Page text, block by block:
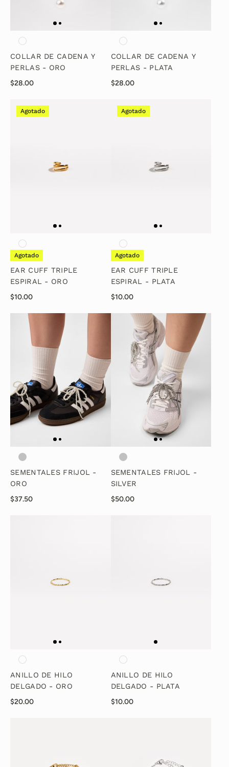
COLLAR DE CADENA Y
PERLAS - ORO
$28.00
COLLAR DE CADENA Y
PERLAS - PLATA
$28.00
Agotado
Agotado
EAR CUFF TRIPLE
ESPIRAL - ORO
$10.00
Agotado
Agotado
EAR CUFF TRIPLE
ESPIRAL - PLATA
$10.00
SEMENTALES FRIJOL -
ORO
$37.50
SEMENTALES FRIJOL -
SILVER
$50.00
ANILLO DE HILO
DELGADO - ORO
$20.00
ANILLO DE HILO
DELGADO - PLATA
$10.00